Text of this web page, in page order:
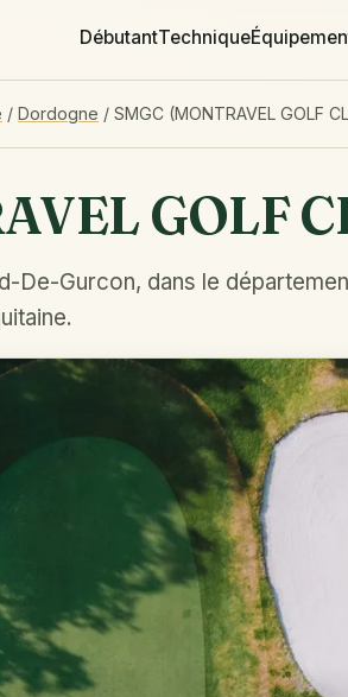
DébutantTechnique
/ Dordogne / SMGC (MONTRAVEL GOLF
GOLF
De-Gurcon, dans le